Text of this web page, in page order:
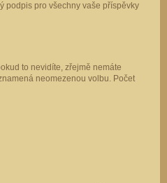
podpis pro všechny vaše příspěvky
to nevidíte, zřejmě nemáte
neomezenou volbu. Počet